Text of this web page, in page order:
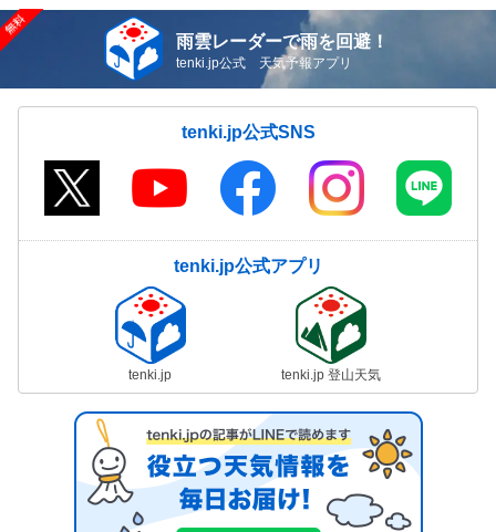
雨雲レーダーで雨を回避！
tenki.jp公式 天気予報アプリ
tenki.jp公式SNS
tenki.jp公式アプリ
tenki.jp tenki.jp 登山天気